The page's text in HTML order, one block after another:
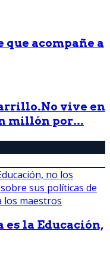
que acompañe a
vive en
millón por...
es la Educación,